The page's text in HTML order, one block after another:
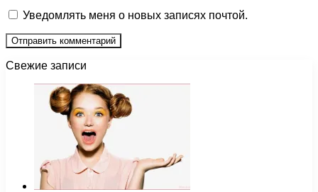
Уведомлять меня о новых записях почтой.
Свежие записи